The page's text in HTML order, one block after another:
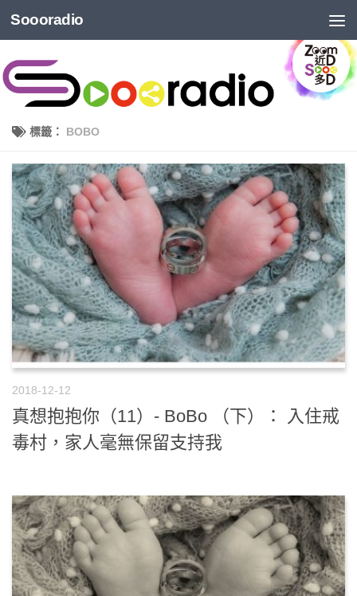
Soooradio
標籤： BOBO
2018-12-12
真想抱抱你（11）- BoBo （下）： 入住戒
毒村，家人毫無保留支持我